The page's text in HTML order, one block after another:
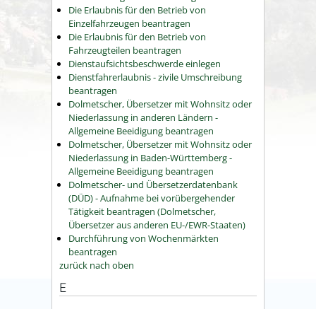
Die Erlaubnis für den Betrieb von
Einzelfahrzeugen beantragen
Die Erlaubnis für den Betrieb von
Fahrzeugteilen beantragen
Dienstaufsichtsbeschwerde einlegen
Dienstfahrerlaubnis - zivile Umschreibung
beantragen
Dolmetscher, Übersetzer mit Wohnsitz oder
Niederlassung in anderen Ländern -
Allgemeine Beeidigung beantragen
Dolmetscher, Übersetzer mit Wohnsitz oder
Niederlassung in Baden-Württemberg -
Allgemeine Beeidigung beantragen
Dolmetscher- und Übersetzerdatenbank
(DÜD) - Aufnahme bei vorübergehender
Tätigkeit beantragen (Dolmetscher,
Übersetzer aus anderen EU-/EWR-Staaten)
Durchführung von Wochenmärkten
beantragen
zurück nach oben
E